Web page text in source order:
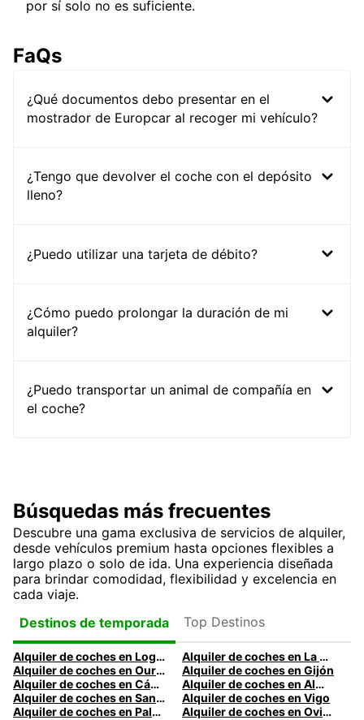
por sí solo no es suficiente.
FaQs
¿Qué documentos debo presentar en el
mostrador de Europcar al recoger mi vehículo?
¿Tengo que devolver el coche con el depósito
lleno?
¿Puedo utilizar una tarjeta de débito?
¿Cómo puedo prolongar la duración de mi
alquiler?
¿Puedo transportar un animal de compañía en
el coche?
Búsquedas más frecuentes
Descubre una gama exclusiva de servicios de alquiler,
desde vehículos premium hasta opciones flexibles a
largo plazo o solo de ida. Una experiencia diseñada
para brindar comodidad, flexibilidad y excelencia en
cada viaje.
Destinos de temporada
Top Destinos
Alquiler de coches en Logroño
Alquiler de coches en La Coruña
Alquiler de coches en Ourense
Alquiler de coches en Gijón
Alquiler de coches en Cádiz
Alquiler de coches en Almería
Alquiler de coches en Santander
Alquiler de coches en Vigo
Alquiler de coches en Palma
Alquiler de coches en Oviedo